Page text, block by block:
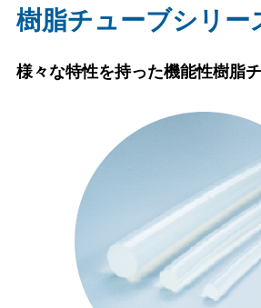
樹脂チューブシリー
様々な特性を持った機能性樹脂